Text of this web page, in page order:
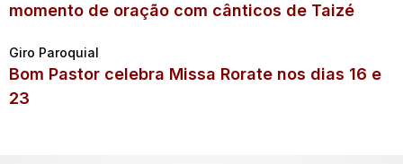
momento de oração com cânticos de Taizé
Giro Paroquial
Bom Pastor celebra Missa Rorate nos dias 16 e
23